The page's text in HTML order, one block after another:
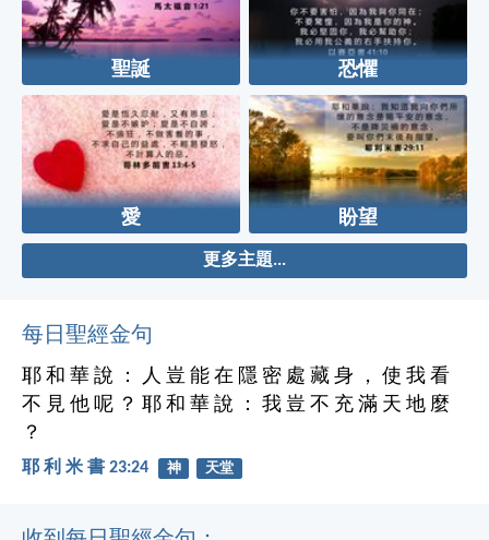
聖誕 恐懼
愛 盼望
更多主題...
每日聖經金句
耶 和 華 說 ： 人 豈 能 在 隱 密 處 藏 身 ， 使 我 看
不 見 他 呢 ？ 耶 和 華 說 ： 我 豈 不 充 滿 天 地 麼
？
耶 利 米 書 23:24 神 天堂